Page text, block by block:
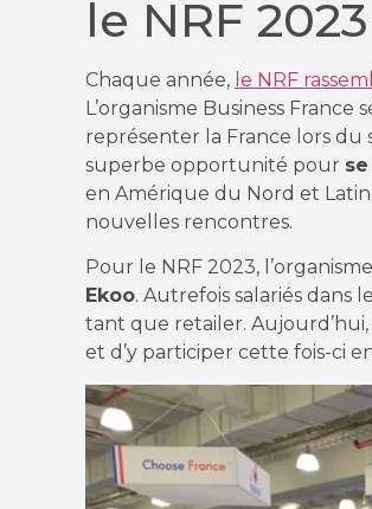
le NRF 2023
Chaque année, le NRF
L’organisme Business
représenter la France lors du
superbe opportunité pour
en Amérique du Nord et
nouvelles rencontres.
Pour le NRF 2023, l’organisme
Ekoo. Autrefois salariés dans
tant que retailer.
et d’y participer cette fois-ci